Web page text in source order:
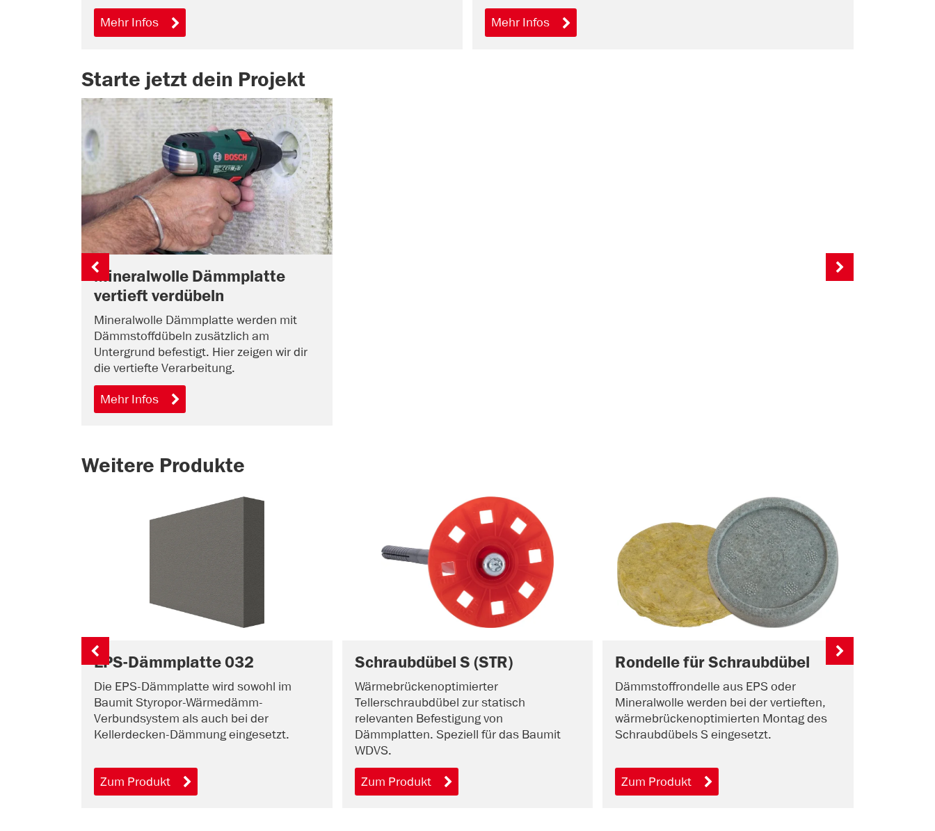
Mehr Infos Mehr Infos
Starte jetzt dein Projekt
Mineralwolle Dämmplatte
vertieft verdübeln
Mineralwolle Dämmplatte werden mit
Dämmstoffdübeln zusätzlich am
Untergrund befestigt. Hier zeigen wir dir
die vertiefte Verarbeitung.
Mehr Infos
Weitere Produkte
EPS-Dämmplatte 032
Die EPS-Dämmplatte wird sowohl im
Baumit Styropor-Wärmedämm-
Verbundsystem als auch bei der
Kellerdecken-Dämmung eingesetzt.
Zum Produkt
Schraubdübel S (STR)
Wärmebrückenoptimierter
Tellerschraubdübel zur statisch
relevanten Befestigung von
Dämmplatten. Speziell für das Baumit
WDVS.
Zum Produkt
Rondelle für Schraubdübel
Dämmstoffrondelle aus EPS oder
Mineralwolle werden bei der vertieften,
wärmebrückenoptimierten Montag des
Schraubdübels S eingesetzt.
Zum Produkt